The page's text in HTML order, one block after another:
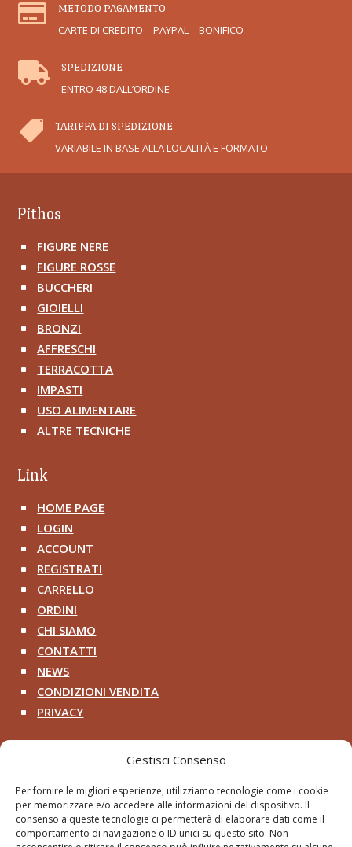
Gestisci Consenso
Per fornire le migliori esperienze, utilizziamo tecnologie come i cookie
per memorizzare e/o accedere alle informazioni del dispositivo. Il
consenso a queste tecnologie ci permetterà di elaborare dati come il
comportamento di navigazione o ID unici su questo sito. Non
 METODO PAGAMENTO
CARTE DI CREDITO – PAYPAL – BONIFICO
 SPEDIZIONE
ENTRO 48 DALL’ORDINE
 TARIFFA DI SPEDIZIONE
VARIABILE IN BASE ALLA LOCALITÀ E FORMATO
Pithos
^ FIGURE NERE
^ FIGURE ROSSE
^ BUCCHERI
^ GIOIELLI
^ BRONZI
^ AFFRESCHI
^ TERRACOTTA
^ IMPASTI
^ USO ALIMENTARE
^ ALTRE TECNICHE
Link
^ HOME PAGE
^ LOGIN
^ ACCOUNT
^ REGISTRATI
^ CARRELLO
^ ORDINI
^ CHI SIAMO
^ CONTATTI
^ NEWS
^ CONDIZIONI VENDITA
^ PRIVACY
 +39 333 200 8218
 pithosancientart@gmail.com